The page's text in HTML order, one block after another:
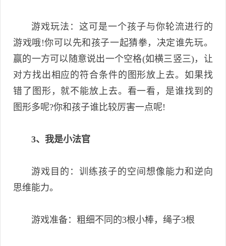
游戏玩法：这可是一个孩子与你轮流进行的
游戏哦!你可以先和孩子一起猜拳，决定谁先玩。
赢的一方可以随意说出一个空格(如横三竖三)，让
对方找出相应的符合条件的图形放上去。如果找
错了图形，就不能放上去。看一看，是谁找到的
图形多呢?你和孩子谁比较厉害一点呢!
3、我是小法官
游戏目的：训练孩子的空间想像能力和逆向
思维能力。
游戏准备：粗细不同的3根小棒，绳子3根